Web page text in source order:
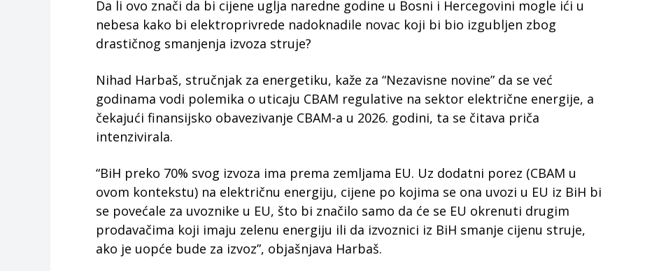
Da li ovo znači da bi cijene uglja naredne godine u Bosni i Hercegovini mogle ići u
nebesa kako bi elektroprivrede nadoknadile novac koji bi bio izgubljen zbog
drastičnog smanjenja izvoza struje?
Nihad Harbaš, stručnjak za energetiku, kaže za “Nezavisne novine” da se već
godinama vodi polemika o uticaju CBAM regulative na sektor električne energije, a
čekajući finansijsko obavezivanje CBAM-a u 2026. godini, ta se čitava priča
intenzivirala.
“BiH preko 70% svog izvoza ima prema zemljama EU. Uz dodatni porez (CBAM u
ovom kontekstu) na električnu energiju, cijene po kojima se ona uvozi u EU iz BiH bi
se povećale za uvoznike u EU, što bi značilo samo da će se EU okrenuti drugim
prodavačima koji imaju zelenu energiju ili da izvoznici iz BiH smanje cijenu struje,
ako je uopće bude za izvoz”, objašnjava Harbaš.